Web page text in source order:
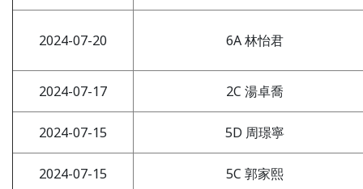
2024-07-20 6A 林怡君
2024-07-17 2C 湯卓喬
2024-07-15 5D 周璟寧
2024-07-15 5C 郭家熙